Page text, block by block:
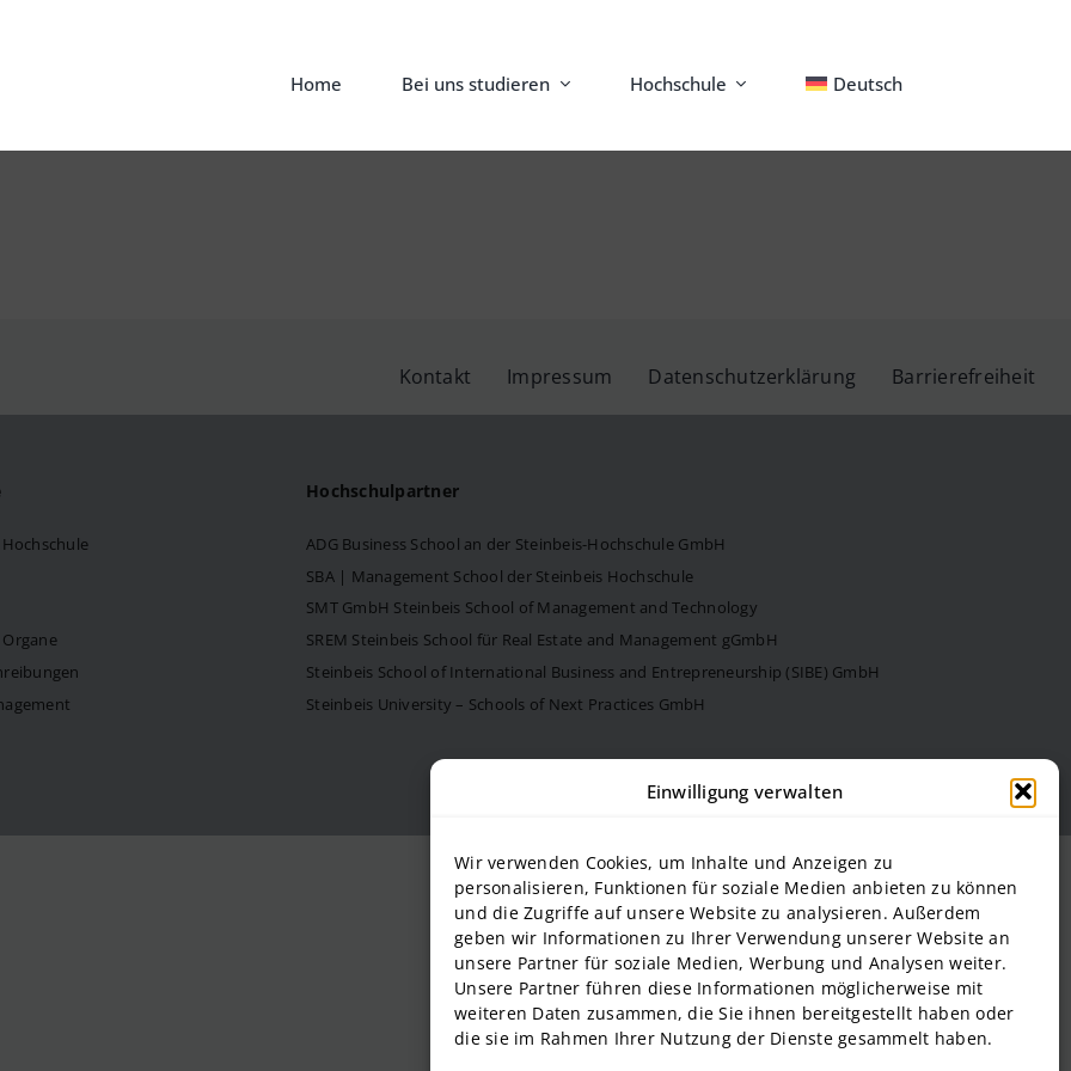
Einwilligung verwalten
Wir verwenden Cookies, um Inhalte und Anzeigen zu
personalisieren, Funktionen für soziale Medien anbieten zu können
und die Zugriffe auf unsere Website zu analysieren. Außerdem
geben wir Informationen zu Ihrer Verwendung unserer Website an
unsere Partner für soziale Medien, Werbung und Analysen weiter.
Unsere Partner führen diese Informationen möglicherweise mit
weiteren Daten zusammen, die Sie ihnen bereitgestellt haben oder
die sie im Rahmen Ihrer Nutzung der Dienste gesammelt haben.
Home Bei uns studieren Hochschule Deutsch
Kontakt Impressum Datenschutzerklärung Barrierefreiheit
Hochschulpartner
ADG Business School an der Steinbeis-Hochschule GmbH
SBA | Management School der Steinbeis Hochschule
SMT GmbH Steinbeis School of Management and Technology
SREM Steinbeis School für Real Estate and Management gGmbH
Steinbeis School of International Business and Entrepreneurship (SIBE) GmbH
Steinbeis University – Schools of Next Practices GmbH